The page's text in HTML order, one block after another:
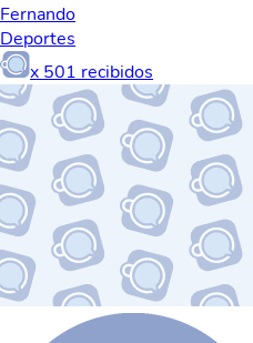
Fernando
Deportes
x 501 recibidos